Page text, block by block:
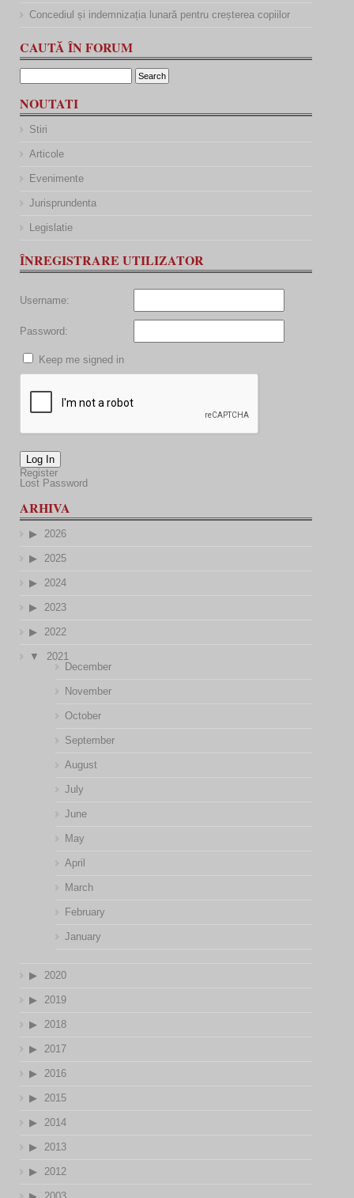
Concediul și indemnizația lunară pentru creșterea copiilor
CAUTĂ ÎN FORUM
NOUTATI
Stiri
Articole
Evenimente
Jurisprundenta
Legislatie
ÎNREGISTRARE UTILIZATOR
Username:
Password:
Keep me signed in
Log In
Register
Lost Password
ARHIVA
2026
2025
2024
2023
2022
2021
December
November
October
September
August
July
June
May
April
March
February
January
2020
2019
2018
2017
2016
2015
2014
2013
2012